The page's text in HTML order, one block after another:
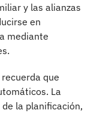
y las alianzas
en
mediante
que
La
la planificación,